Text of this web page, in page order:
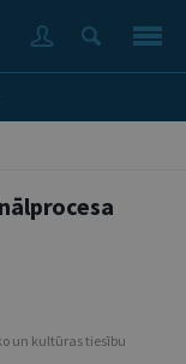
un kultūras tiesību